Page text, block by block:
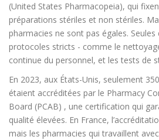
(United States Pharmacopeia), qui
préparations stériles et non stériles.
pharmacies ne sont pas égales. Seules
protocoles stricts - comme le
continue du personnel, et les tests de
En 2023, aux États-Unis, seulement
étaient accréditées par le Pharmacy
Board (PCAB) , une certification qui
qualité élevées. En France,
mais les pharmacies qui travaillent